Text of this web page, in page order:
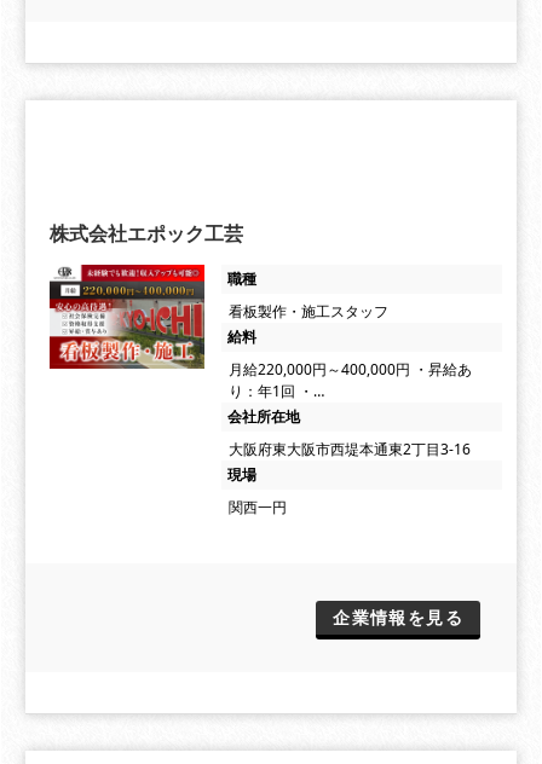
株式会社エポック工芸
職種
看板製作・施工スタッフ
給料
月給220,000円～400,000円 ・昇給あ
り：年1回 ・…
会社所在地
大阪府東大阪市西堤本通東2丁目3-16
現場
関西一円
企業情報を見る